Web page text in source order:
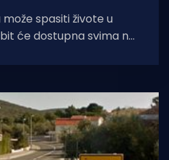
spasiti živote u
će dostupna svima na